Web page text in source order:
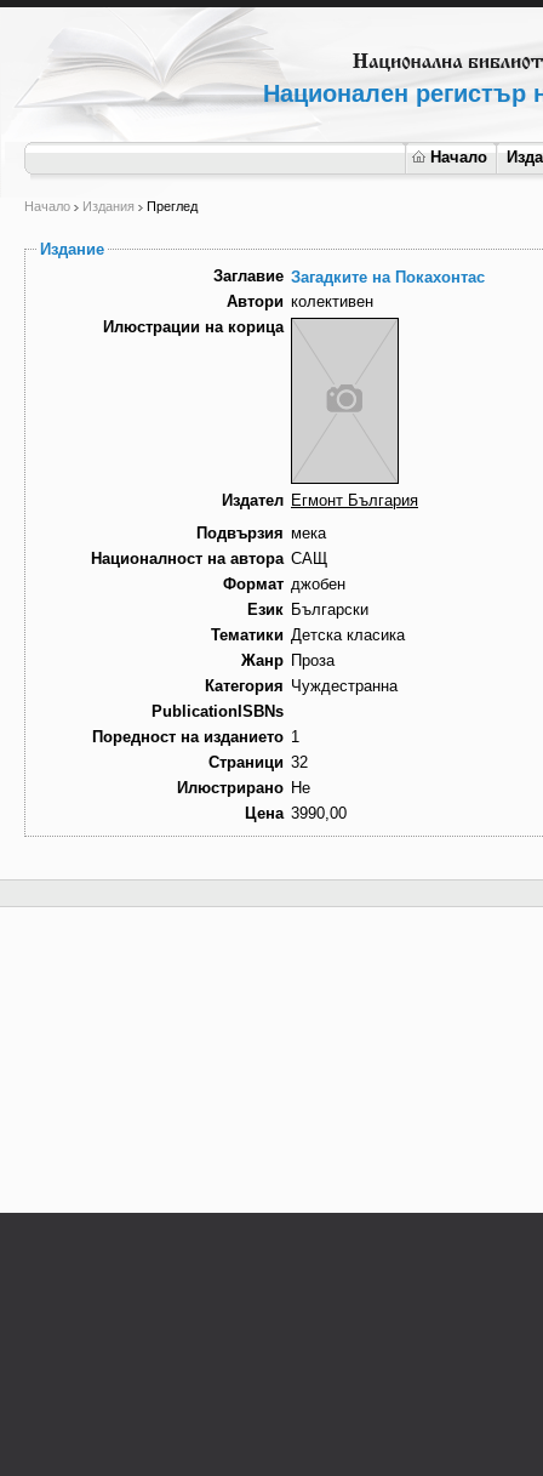
Национален регистър
Начало
Начало Издания Преглед
Издание
Заглавие Загадките на Покахонтас
Автори колективен
Илюстрации на корица
Издател Егмонт България
Подвързия мека
Националност на автора САЩ
Формат джобен
Език Български
Тематики Детска класика
Жанр Проза
Категория Чуждестранна
PublicationISBNs
Поредност на изданието 1
Страници 32
Илюстрирано Не
Цена 3990,00